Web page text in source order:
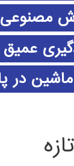
مصنوعی
عمیق
در